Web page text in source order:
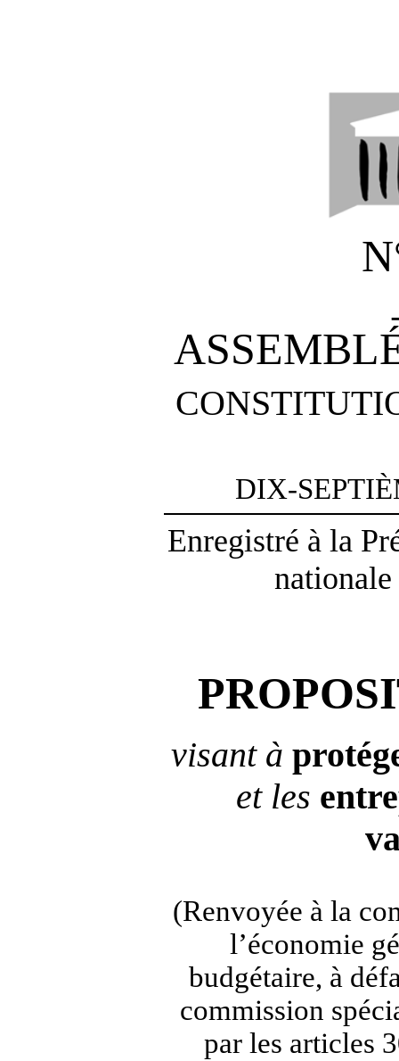
DIX-
Enregistré à la
visant à
et les
(Renvoyée à la
l’économie
budgétaire, à
commission
par les articles